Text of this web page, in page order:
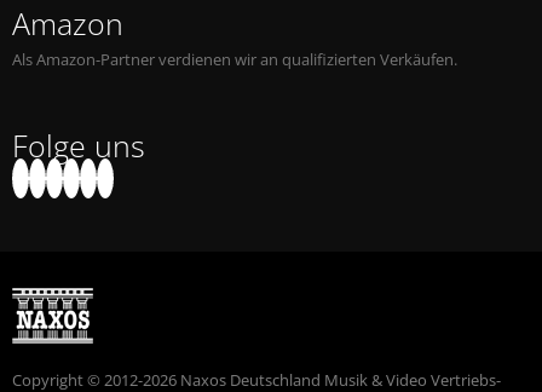
Amazon
Als Amazon-Partner verdienen wir an qualifizierten Verkäufen.
Folge uns
Copyright © 2012-2026 Naxos Deutschland Musik & Video Vertriebs-